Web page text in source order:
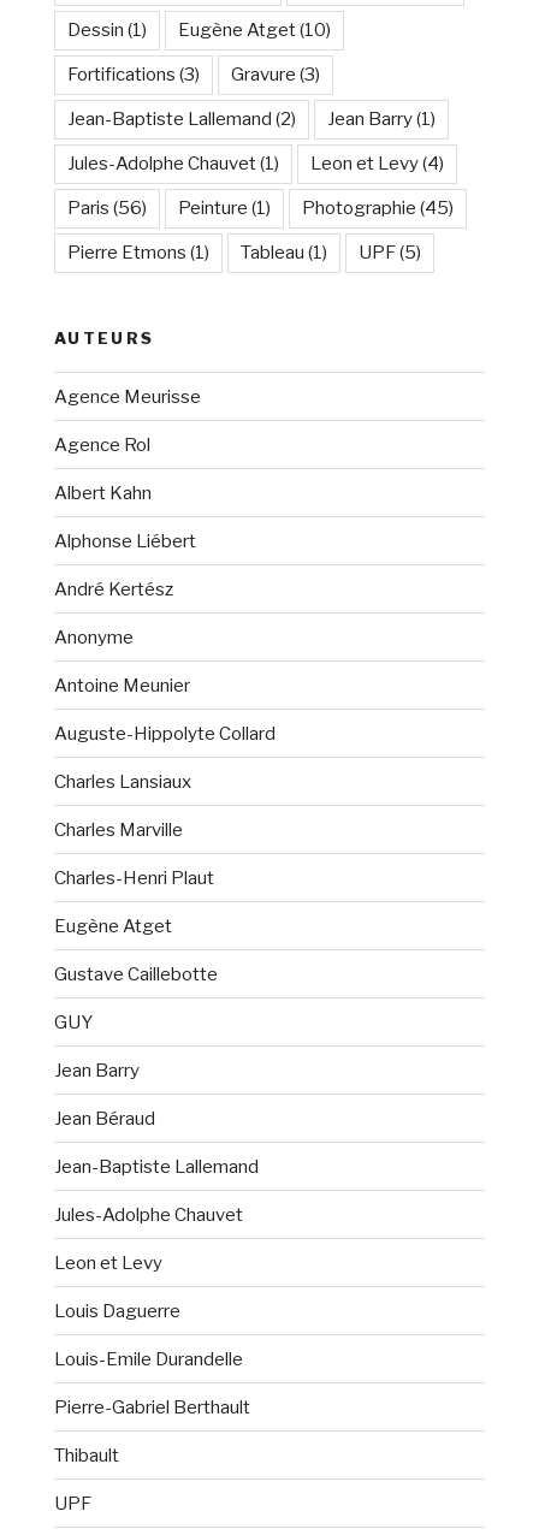
Dessin (1) Eugène Atget(10)
Fortifications (3) Gravure (3)
Jean-Baptiste Lallemand (2) Jean Barry(1)
Jules-Adolphe Chauvet(1) Leon et Levy(4)
Paris (56) Peinture (1) Photographie (45)
Pierre Etmons (1) Tableau (1) UPF(5)
AUTEURS
Agence Meurisse
Agence Rol
Albert Kahn
Alphonse Liébert
André Kertész
Anonyme
Antoine Meunier
Auguste-Hippolyte Collard
Charles Lansiaux
Charles Marville
Charles-Henri Plaut
Eugène Atget
Gustave Caillebotte
GUY
Jean Barry
Jean Béraud
Jean-Baptiste Lallemand
Jules-Adolphe Chauvet
Leon et Levy
Louis Daguerre
Louis-Emile Durandelle
Pierre-Gabriel Berthault
Thibault
UPF